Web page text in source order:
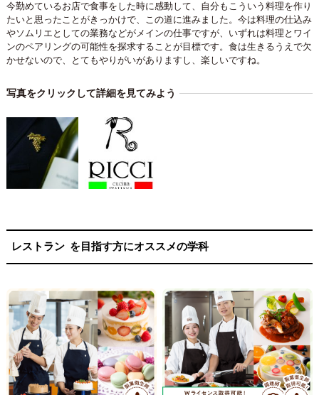
今勤めているお店で食事をした時に感動して、自分もこういう料理を作り
たいと思ったことがきっかけで、この道に進みました。今は料理の仕込み
やソムリエとしての業務などがメインの仕事ですが、いずれは料理とワイ
ンのペアリングの可能性を探求することが目標です。食は生きるうえで欠
かせないので、とてもやりがいがありますし、楽しいですね。
写真をクリックして詳細を見てみよう
レストラン を目指す方にオススメの学科